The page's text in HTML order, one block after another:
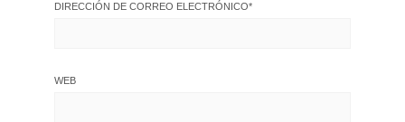
DIRECCIÓN DE CORREO ELECTRÓNICO*
WEB